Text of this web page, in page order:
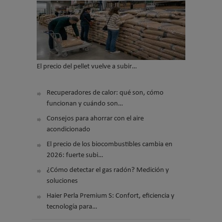
El precio del pellet vuelve a subir…
Recuperadores de calor: qué son, cómo
funcionan y cuándo son…
Consejos para ahorrar con el aire
acondicionado
El precio de los biocombustibles cambia en
2026: fuerte subi…
¿Cómo detectar el gas radón? Medición y
soluciones
Haier Perla Premium S: Confort, eficiencia y
tecnología para…